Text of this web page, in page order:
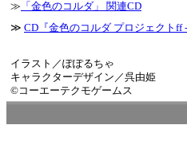
≫ 「金色のコルダ」 関連CD
≫ CD『金色のコルダ プロジェクトff
イラスト／ぽぽるちゃ
キャラクターデザイン／呉由姫
©コーエーテクモゲームス